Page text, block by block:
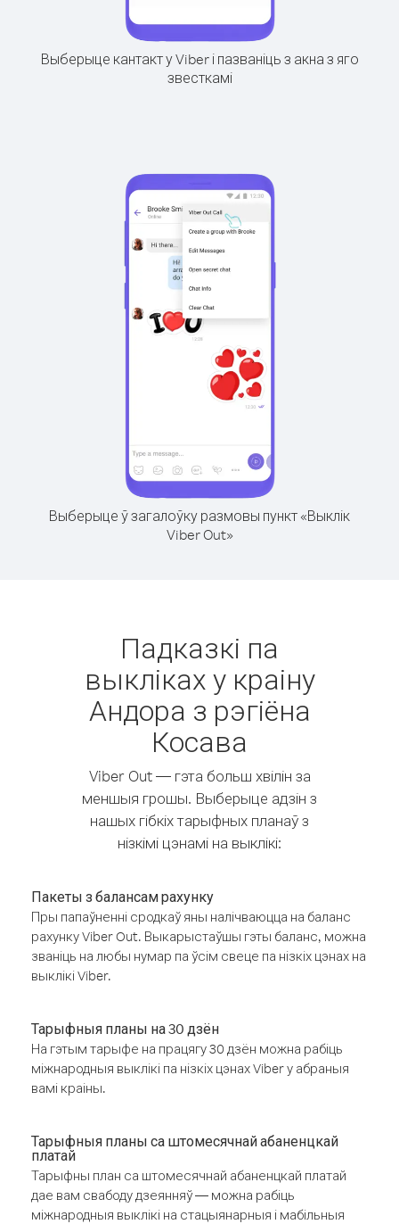
Выберыце кантакт у Viber і пазваніць з акна з яго
звесткамі
Выберыце ў загалоўку размовы пункт «Выклік
Viber Out»
Падказкі па
выкліках у краіну
Андора з рэгіёна
Косава
Viber Out — гэта больш хвілін за
меншыя грошы. Выберыце адзін з
нашых гібкіх тарыфных планаў з
нізкімі цэнамі на выклікі:
Пакеты з балансам рахунку
Пры папаўненні сродкаў яны налічваюцца на баланс
рахунку Viber Out. Выкарыстаўшы гэты баланс, можна
званіць на любы нумар па ўсім свеце па нізкіх цэнах на
выклікі Viber.
Тарыфныя планы на 30 дзён
На гэтым тарыфе на працягу 30 дзён можна рабіць
міжнародныя выклікі па нізкіх цэнах Viber у абраныя
вамі краіны.
Тарыфныя планы са штомесячнай абаненцкай
платай
Тарыфны план са штомесячнай абаненцкай платай
дае вам свабоду дзеянняў — можна рабіць
міжнародныя выклікі на стацыянарныя і мабільныя